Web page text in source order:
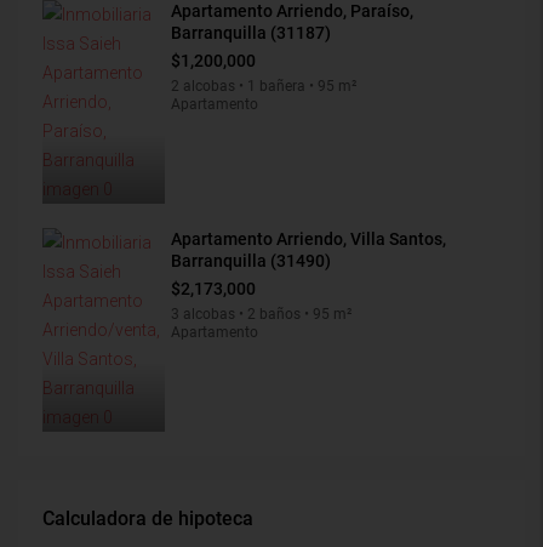
Apartamento Arriendo, Paraíso,
Barranquilla (31187)
$1,200,000
2 alcobas • 1 bañera • 95 m²
Apartamento
Apartamento Arriendo, Villa Santos,
Barranquilla (31490)
$2,173,000
3 alcobas • 2 baños • 95 m²
Apartamento
Calculadora de hipoteca